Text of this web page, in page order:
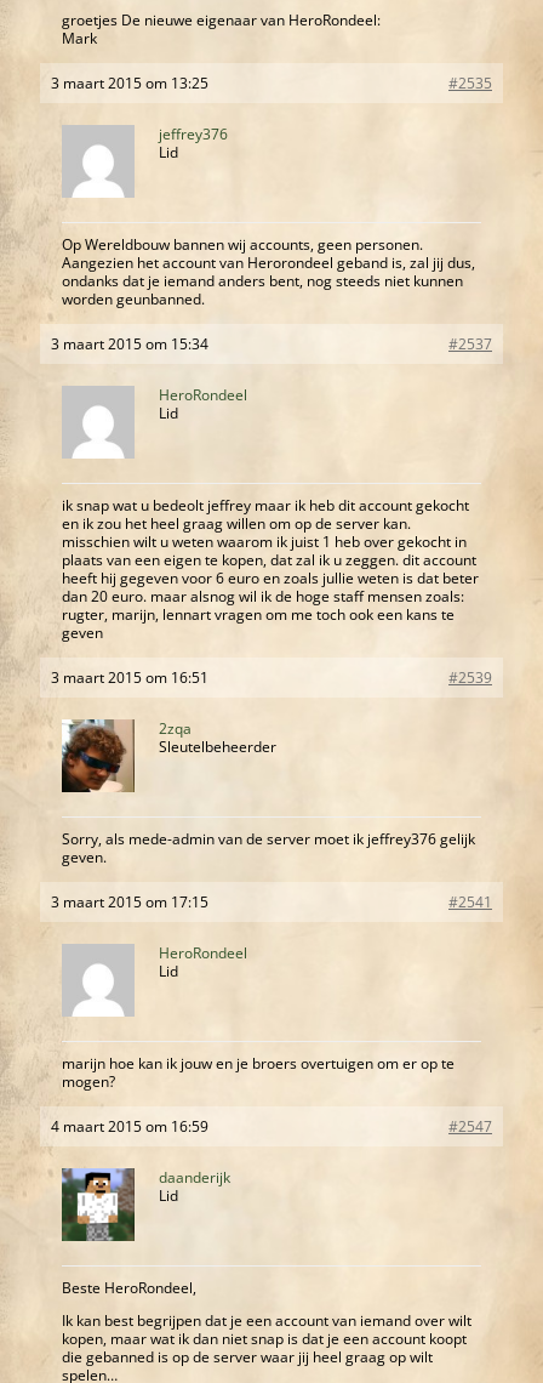
groetjes De nieuwe eigenaar van HeroRondeel:
Mark
3 maart 2015 om 13:25 #2535
jeffrey376
Lid
Op Wereldbouw bannen wij accounts, geen personen.
Aangezien het account van Herorondeel geband is, zal jij dus,
ondanks dat je iemand anders bent, nog steeds niet kunnen
worden geunbanned.
3 maart 2015 om 15:34 #2537
HeroRondeel
Lid
ik snap wat u bedeolt jeffrey maar ik heb dit account gekocht
en ik zou het heel graag willen om op de server kan.
misschien wilt u weten waarom ik juist 1 heb over gekocht in
plaats van een eigen te kopen, dat zal ik u zeggen. dit account
heeft hij gegeven voor 6 euro en zoals jullie weten is dat beter
dan 20 euro. maar alsnog wil ik de hoge staff mensen zoals:
rugter, marijn, lennart vragen om me toch ook een kans te
geven
3 maart 2015 om 16:51 #2539
2zqa
Sleutelbeheerder
Sorry, als mede-admin van de server moet ik jeffrey376 gelijk
geven.
3 maart 2015 om 17:15 #2541
HeroRondeel
Lid
marijn hoe kan ik jouw en je broers overtuigen om er op te
mogen?
4 maart 2015 om 16:59 #2547
daanderijk
Lid
Beste HeroRondeel,
Ik kan best begrijpen dat je een account van iemand over wilt
kopen, maar wat ik dan niet snap is dat je een account koopt
die gebanned is op de server waar jij heel graag op wilt
spelen…